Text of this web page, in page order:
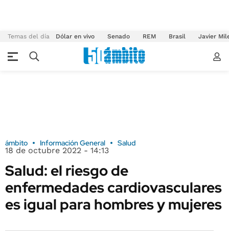
Temas del día Dólar en vivo Senado REM Brasil Javier
ámbito Información General Salud
18 de octubre 2022 - 14:13
Salud: el riesgo de
enfermedades cardiovasculares
es igual para hombres y mujeres